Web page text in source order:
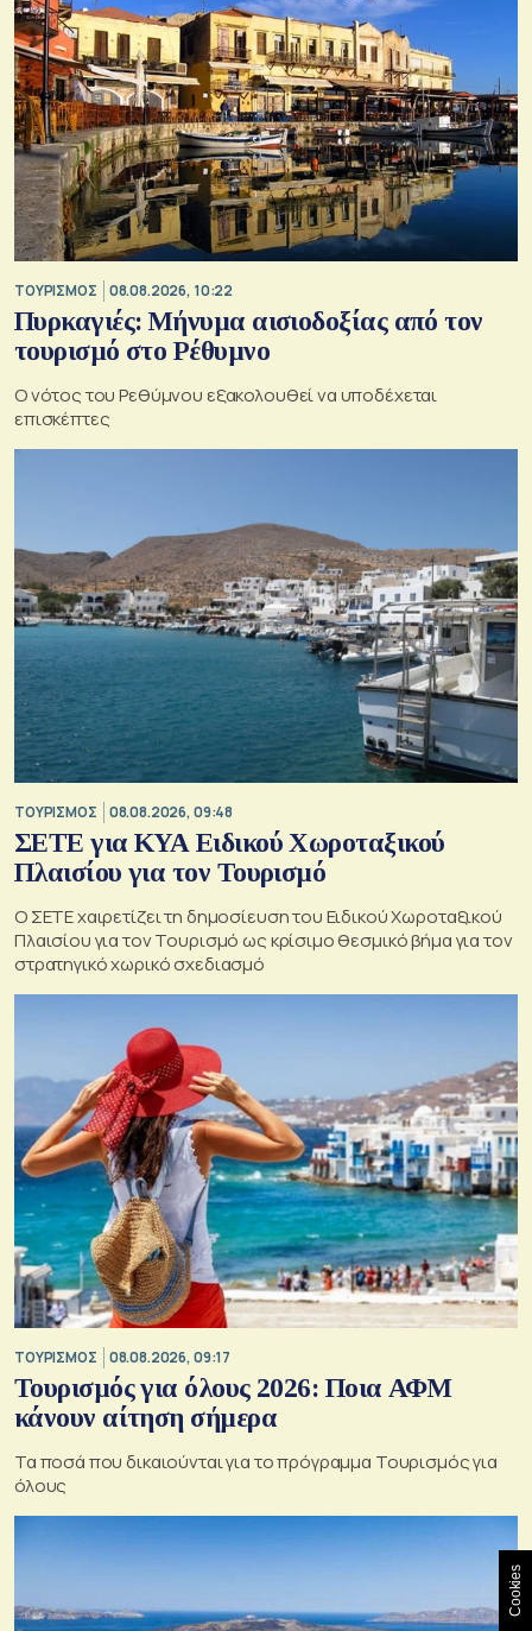
ΤΟΥΡΙΣΜΟΣ 08.08.2026, 10:22
Πυρκαγιές: Μήνυμα αισιοδοξίας από τον
τουρισμό στο Ρέθυμνο
Ο νότος του Ρεθύμνου εξακολουθεί να υποδέχεται
επισκέπτες
ΤΟΥΡΙΣΜΟΣ 08.08.2026, 09:48
ΣΕΤΕ για ΚΥΑ Ειδικού Χωροταξικού
Πλαισίου για τον Τουρισμό
Ο ΣΕΤΕ χαιρετίζει τη δημοσίευση του Ειδικού Χωροταξικού
Πλαισίου για τον Τουρισμό ως κρίσιμο θεσμικό βήμα για τον
στρατηγικό χωρικό σχεδιασμό
ΤΟΥΡΙΣΜΟΣ 08.08.2026, 09:17
Τουρισμός για όλους 2026: Ποια ΑΦΜ
κάνουν αίτηση σήμερα
Τα ποσά που δικαιούνται για το πρόγραμμα Τουρισμός για
όλους
Cookies